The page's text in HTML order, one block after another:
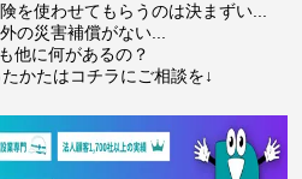
を使わせてもらうのは決まずい...
の災害補償がない...
他に何があるの？
かたはコチラにご相談を↓